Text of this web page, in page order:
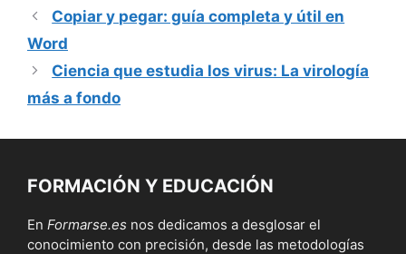
Copiar y pegar: guía completa y útil en
Word
Ciencia que estudia los virus: La virología
más a fondo
FORMACIÓN Y EDUCACIÓN
En Formarse.es nos dedicamos a desglosar el
conocimiento con precisión, desde las metodologías